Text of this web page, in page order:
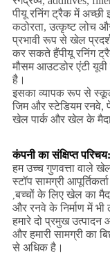
पीयू रनिंग ट्रैक में
कठोरता, उत्कृष्ट लोच
प्रभावी रूप से खेल
कर सकते हैंपीयू रनिंग
मौसम आउटडोर एंटी
है।
इसका व्यापक रूप से
जिम और स्टेडियम रनवे,
खेल पार्क और खेल के
कंपनी का संक्षिप्त परिचय:
हम उच्च गुणवत्ता वाले
स्टॉप सामग्री
,बच्चों के लिए खेल का
और रनवे के निर्माण में भी
हमारे दो प्रमुख
और हमारी सामग्री का
से अधिक है।